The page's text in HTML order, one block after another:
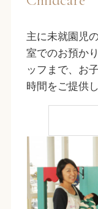
主に未就園児
室でのお預か
ッフまで、お
時間をご提供